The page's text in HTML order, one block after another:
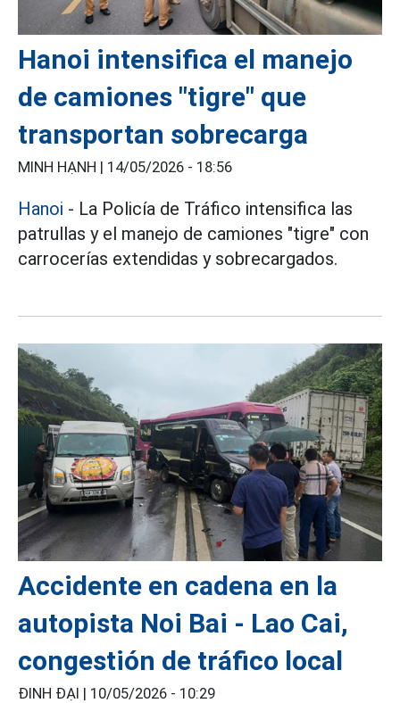
Hanoi intensifica el manejo
de camiones "tigre" que
transportan sobrecarga
MINH HẠNH | 14/05/2026 - 18:56
Hanoi - La Policía de Tráfico intensifica las
patrullas y el manejo de camiones "tigre" con
carrocerías extendidas y sobrecargados.
Accidente en cadena en la
autopista Noi Bai - Lao Cai,
congestión de tráfico local
ĐINH ĐẠI | 10/05/2026 - 10:29